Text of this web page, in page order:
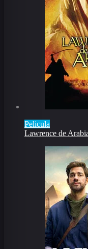
Pelicula
Lawrence de